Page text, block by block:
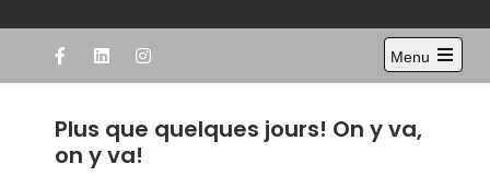
Menu
Open
Plus que quelques jours! On y va,
on y va!